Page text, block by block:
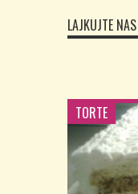
LAJKUJTE
TORTE